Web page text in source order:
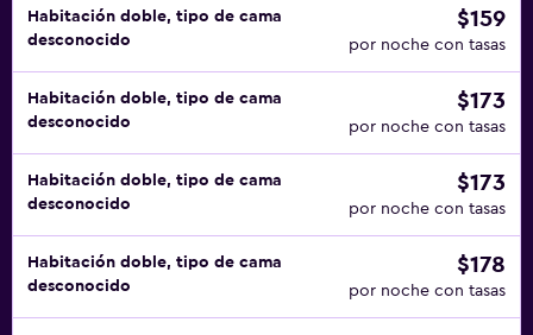
Habitación doble, tipo de cama
desconocido
$159
por noche con tasas
Habitación doble, tipo de cama
desconocido
$173
por noche con tasas
Habitación doble, tipo de cama
desconocido
$173
por noche con tasas
Habitación doble, tipo de cama
desconocido
$178
por noche con tasas